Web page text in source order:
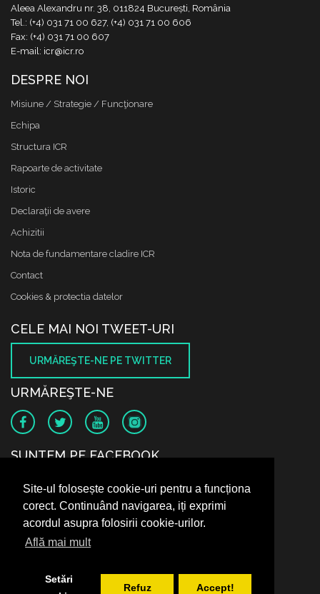
Site-ul folosește cookie-uri pentru a funcționa
corect. Continuând navigarea, iți exprimi
acordul asupra folosirii cookie-urilor.
Află mai mult
Setări
Refuz Accept!
Aleea Alexandru nr. 38, 011824 București, România
Tel.: (+4) 031 71 00 627, (+4) 031 71 00 606
Fax: (+4) 031 71 00 607
E-mail: icr@icr.ro
DESPRE NOI
Misiune / Strategie / Funcţionare
Echipa
Structura ICR
Rapoarte de activitate
Istoric
Declaraţii de avere
Achizitii
Nota de fundamentare cladire ICR
Contact
Cookies & protectia datelor
CELE MAI NOI TWEET-URI
URMĂREŞTE-NE PE TWITTER
URMĂREŞTE-NE
SUNTEM PE FACEBOOK